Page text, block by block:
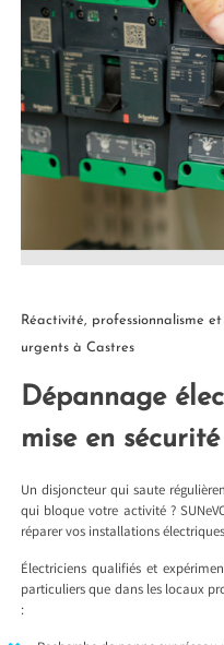
Réactivité, professionnalisme
urgents à Castres
Dépannage
mise en sécurité
Un disjoncteur qui saute
qui bloque votre activité ?
réparer vos installations
Électriciens qualifiés et
particuliers que dans les locaux
: